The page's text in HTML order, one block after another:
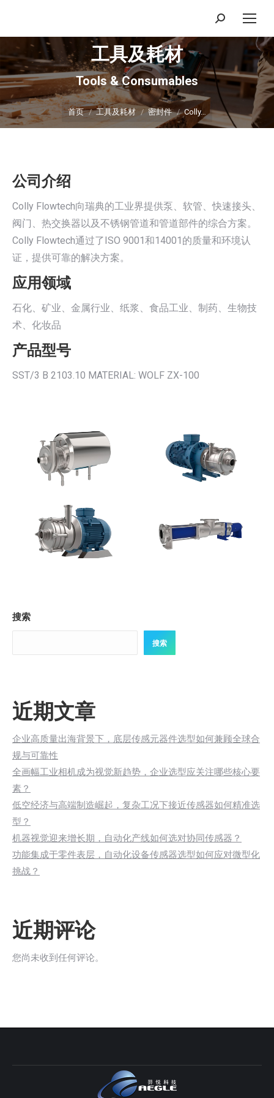
搜
索：
工具及耗材
Tools & Consumables
你在这里：
首页 工具及耗材 密封件 Colly…
公司介绍
Colly Flowtech向瑞典的工业界提供泵、软管、快速接头、
阀门、热交换器以及不锈钢管道和管道部件的综合方案。
Colly Flowtech通过了ISO 9001和14001的质量和环境认
证，提供可靠的解决方案。
应用领域
石化、矿业、金属行业、纸浆、食品工业、制药、生物技
术、化妆品
产品型号
SST/3 B 2103.10 MATERIAL: WOLF ZX-100
搜索
搜索
近期文章
企业高质量出海背景下，底层传感元器件选型如何兼顾全球合
规与可靠性
全画幅工业相机成为视觉新趋势，企业选型应关注哪些核心要
素？
低空经济与高端制造崛起，复杂工况下接近传感器如何精准选
型？
机器视觉迎来增长期，自动化产线如何选对协同传感器？
功能集成于零件表层，自动化设备传感器选型如何应对微型化
挑战？
近期评论
您尚未收到任何评论。